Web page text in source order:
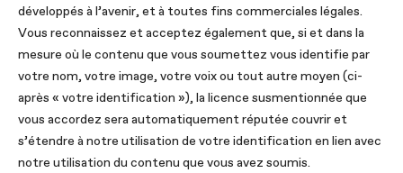
développés à l’avenir, et à toutes fins commerciales légales.
Vous reconnaissez et acceptez également que, si et dans la
mesure où le contenu que vous soumettez vous identifie par
votre nom, votre image, votre voix ou tout autre moyen (ci-
après « votre identification »), la licence susmentionnée que
vous accordez sera automatiquement réputée couvrir et
s’étendre à notre utilisation de votre identification en lien avec
notre utilisation du contenu que vous avez soumis.